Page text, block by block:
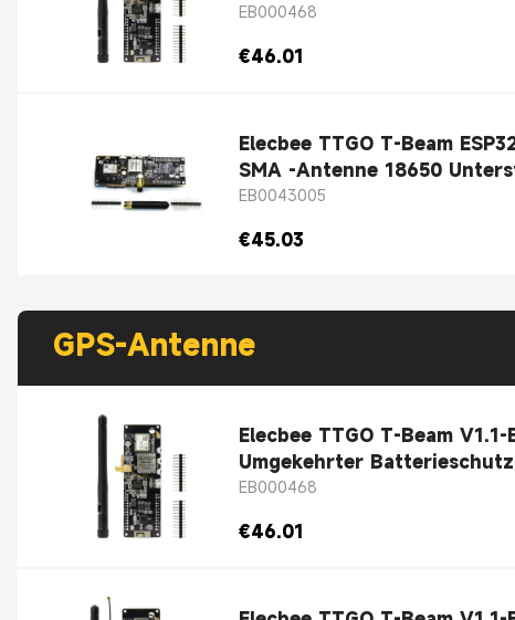
EB000468
€46.01
Elecbee TTGO T-Beam
SMA -Antenne 18650
EB0043005
€45.03
GPS-Antenne
Elecbee TTGO T-Beam
Umgekehrter
EB000468
€46.01